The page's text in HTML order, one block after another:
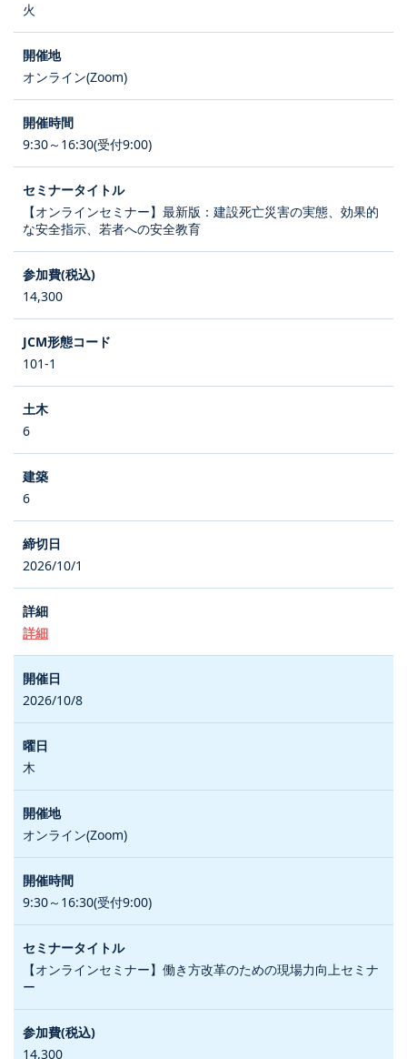
火
オンライン(Zoom)
9:30～16:30(受付9:00)
【オンラインセミナー】最新版：建設死亡災害の実態、効果的
な安全指示、若者への安全教育
14,300
101-1
6
6
2026/10/1
詳細
2026/10/8
木
オンライン(Zoom)
9:30～16:30(受付9:00)
【オンラインセミナー】働き方改革のための現場力向上セミナ
ー
14,300